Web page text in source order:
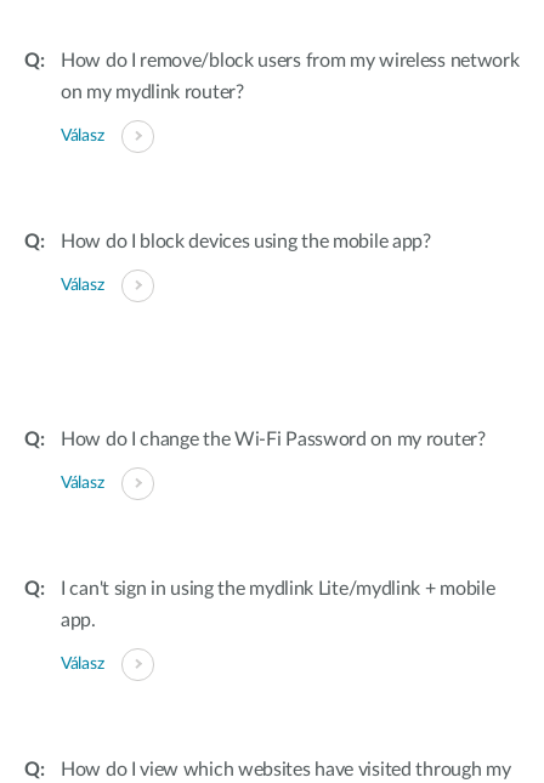
How do I remove/block users from my wireless network
on my mydlink router?
Válasz
How do I block devices using the mobile app?
Válasz
How do I change the Wi-Fi Password on my router?
Válasz
I can't sign in using the mydlink Lite/mydlink + mobile
app.
Válasz
How do I view which websites have visited through my